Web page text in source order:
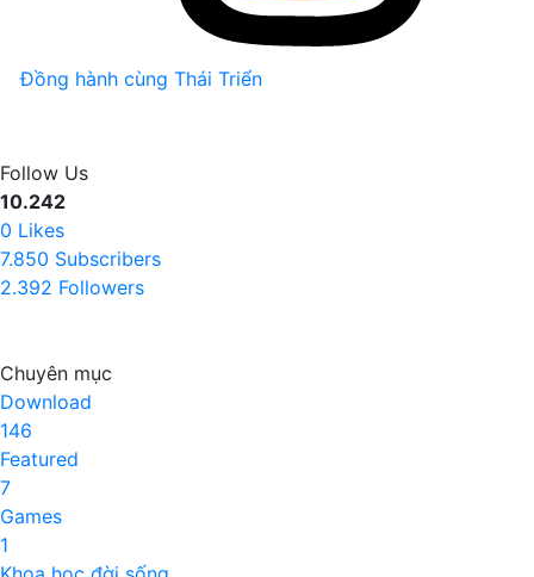
Đồng hành cùng Thái Triển
Follow Us
10.242
0 Likes
7.850 Subscribers
2.392 Followers
Chuyên mục
Download
146
Featured
7
Games
1